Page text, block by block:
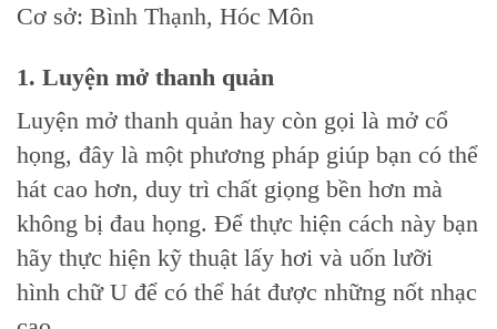
Cơ sở: Bình Thạnh, Hóc Môn
1. Luyện mở thanh quản
Luyện mở thanh quản hay còn gọi là mở cổ
họng, đây là một phương pháp giúp bạn có thể
hát cao hơn, duy trì chất giọng bền hơn mà
không bị đau họng. Để thực hiện cách này bạn
hãy thực hiện kỹ thuật lấy hơi và uốn lưỡi
hình chữ U để có thể hát được những nốt nhạc